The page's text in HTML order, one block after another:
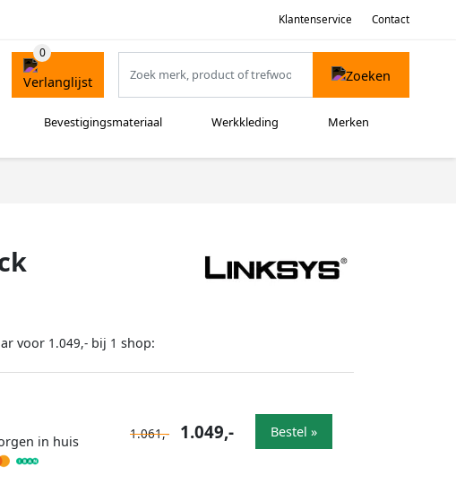
Klantenservice Contact
Bevestigingsmateriaal Werkkleding Merken
voor 1.049,- bij 1 shop:
in huis
1.061,- 1.049,- Bestel »